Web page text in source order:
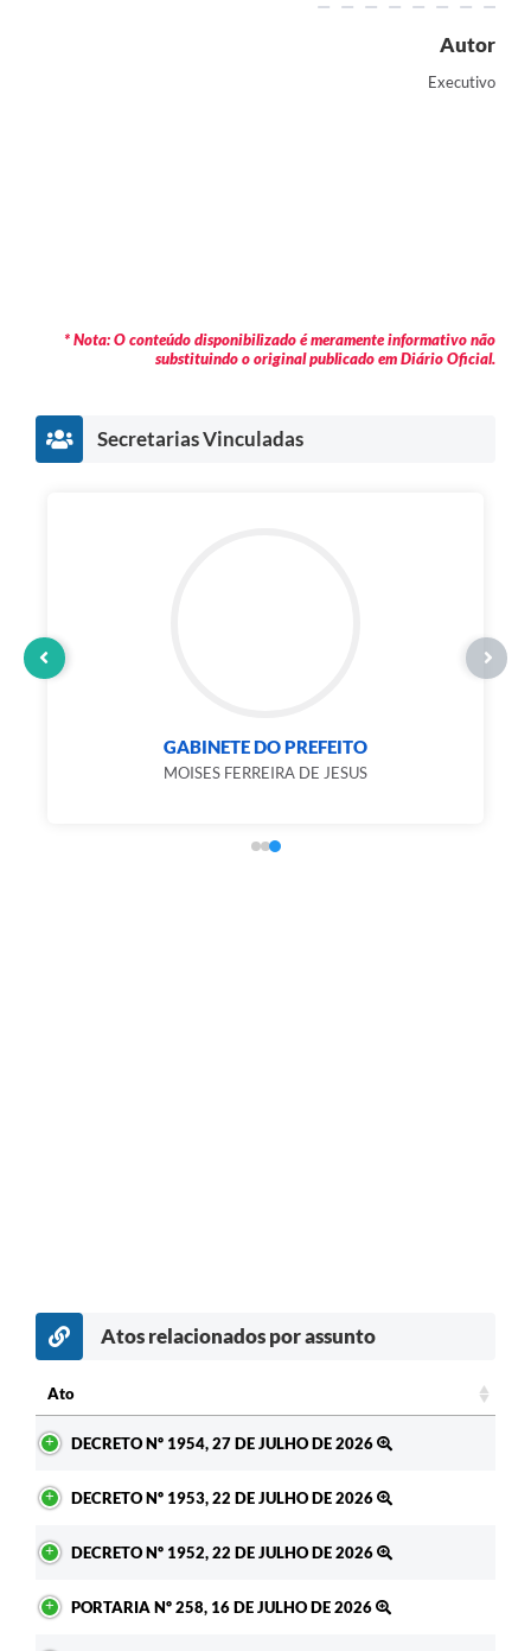
Autor
Executivo
* Nota: O conteúdo disponibilizado é meramente informativo não
substituindo o original publicado em Diário Oficial.
Secretarias Vinculadas
GABINETE DO PREFEITO
MOISES FERREIRA DE JESUS
Atos relacionados por assunto
Ato
DECRETO Nº 1954, 27 DE JULHO DE 2026
DECRETO Nº 1953, 22 DE JULHO DE 2026
DECRETO Nº 1952, 22 DE JULHO DE 2026
PORTARIA Nº 258, 16 DE JULHO DE 2026